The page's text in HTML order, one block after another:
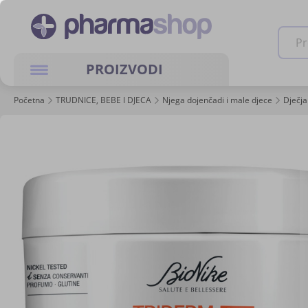
PROIZVODI
Početna TRUDNICE, BEBE I DJECA Njega dojenčadi i male djece